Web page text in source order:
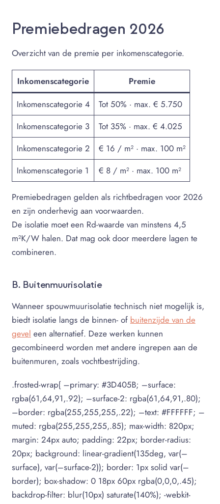
Premiebedragen 2026
Overzicht van de premie per inkomenscategorie.
Inkomenscategorie
Premie
Inkomenscategorie 4
Tot 50% · max. € 5.750
Inkomenscategorie 3
Tot 35% · max. € 4.025
Inkomenscategorie 2
€ 16 / m² · max. 100 m²
Inkomenscategorie 1
€ 8 / m² · max. 100 m²
Premiebedragen gelden als richtbedragen voor 2026
en zijn onderhevig aan voorwaarden.
De isolatie moet een Rd-waarde van minstens 4,5
m²K/W halen. Dat mag ook door meerdere lagen te
combineren.
B. Buitenmuurisolatie
Wanneer spouwmuurisolatie technisch niet mogelijk is,
biedt isolatie langs de binnen- of buitenzijde van de
gevel een alternatief. Deze werken kunnen
gecombineerd worden met andere ingrepen aan de
buitenmuren, zoals vochtbestrijding.
.frosted-wrap{ –primary: #3D405B; –surface:
rgba(61,64,91,.92); –surface-2: rgba(61,64,91,.80);
–border: rgba(255,255,255,.22); –text: #FFFFFF; –
muted: rgba(255,255,255,.85); max-width: 820px;
margin: 24px auto; padding: 22px; border-radius:
20px; background: linear-gradient(135deg, var(–
surface), var(–surface-2)); border: 1px solid var(–
border); box-shadow: 0 18px 60px rgba(0,0,0,.45);
backdrop-filter: blur(10px) saturate(140%); -webkit-